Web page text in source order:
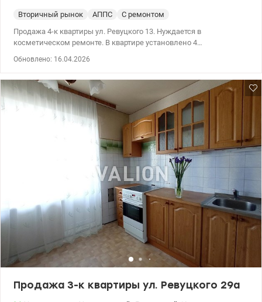
Вторичный рынок АППС
С ремонтом
Продажа 4-к квартиры ул. Ревуцкого 13. Нуждается в
косметическом ремонте. В квартире установлено 4
поле и школа. Квартира перепланирована, планировка комнат
раздельная. Раздельный санузел. 044 200 10 80
valion.ua/1113276
Обновлено: 16.04.2026
Продажа 3-к квартиры ул. Ревуцкого 29а